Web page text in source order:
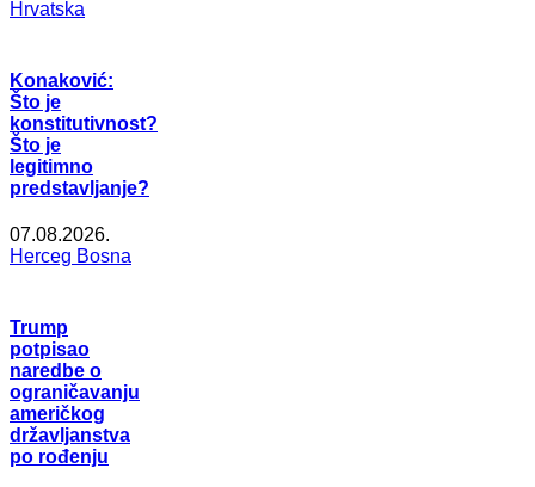
Hrvatska
Konaković:
Što je
konstitutivnost?
Što je
legitimno
predstavljanje?
07.08.2026.
Herceg Bosna
Trump
potpisao
naredbe o
ograničavanju
američkog
državljanstva
po rođenju